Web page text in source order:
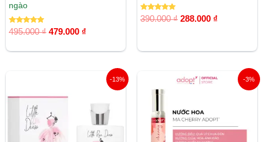
ngào
Được xếp
hạng
495.000₫ 479.000 ₫
Được xếp
hạng
390.000₫ 288.000 ₫
-13%
là:
là:
349.000 ₫.
-3%
Giá
gốc
495.000 ₫.
479.000 ₫.